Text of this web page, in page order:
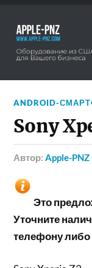
ANDROID-
Sony
Автор:Apple-PNZ
Это
Уточните
телефону либо